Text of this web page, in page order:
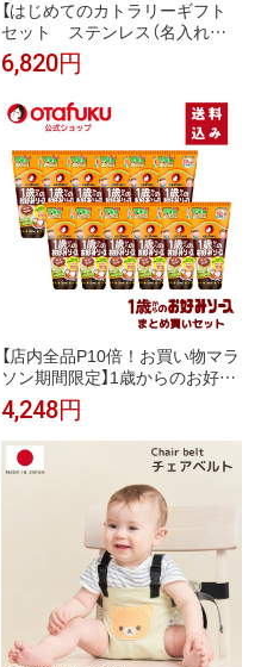
【はじめてのカトラリーギフト
セット ステンレス（名入れ
有・無）】・ 宅配便対象・ 送料無
料・ カトラリー ベビースプーン
プレゼント ギフト ラッピング
おしゃれ 出産祝い 1歳 誕生日 今
治タオル 練習 すくいやすい
6,820円
【店内全品P10倍！お買い物マラ
ソン期間限定】1歳からのお好み
ソース 200g 12本まとめ買いセ
ット 甘口 子ども 幼児 幼児食 完
了食 ベビーフード 1歳からのシ
リーズ お好み焼き 焼きそば ス
ープ 時短 簡単 おいしい おすす
め 動物性原料不使用
4,248円